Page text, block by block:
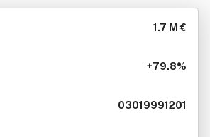
1.7 M €
+79.8%
03019991201